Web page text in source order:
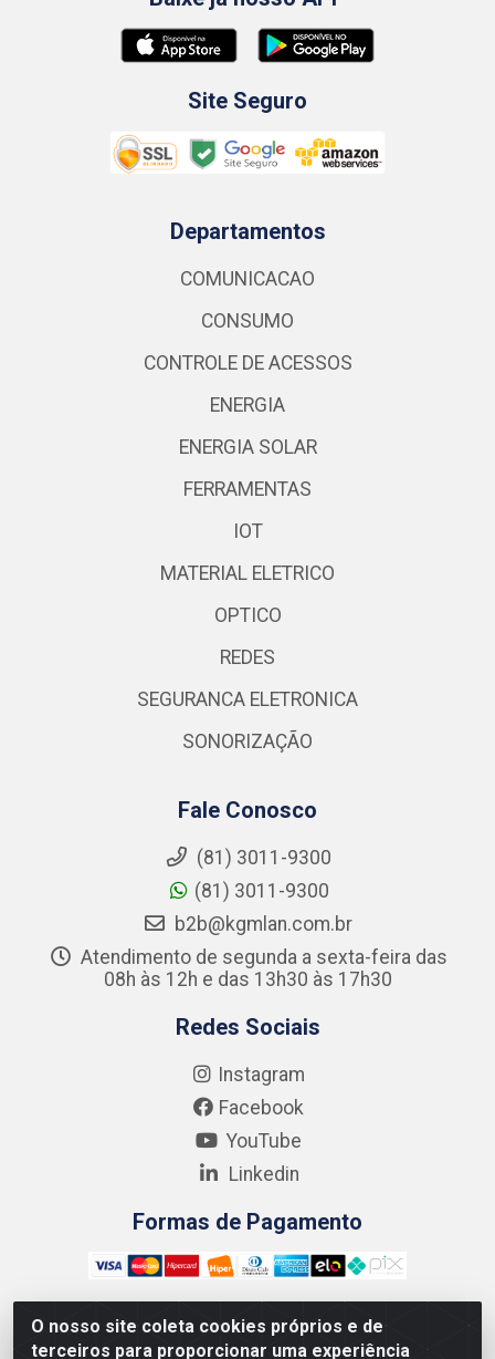
O nosso site coleta cookies próprios e de
terceiros para proporcionar uma experiência
Site Seguro
Departamentos
COMUNICACAO
CONSUMO
CONTROLE DE ACESSOS
ENERGIA
ENERGIA SOLAR
FERRAMENTAS
IOT
MATERIAL ELETRICO
OPTICO
REDES
SEGURANCA ELETRONICA
SONORIZAÇÃO
Fale Conosco
(81) 3011-9300
(81) 3011-9300
b2b@kgmlan.com.br
Atendimento de segunda a sexta-feira das
08h às 12h e das 13h30 às 17h30
Redes Sociais
Instagram
Facebook
YouTube
Linkedin
Formas de Pagamento
Kgmlan Distribuidora LTDA - CNPJ 18.217.682/0001-54 -